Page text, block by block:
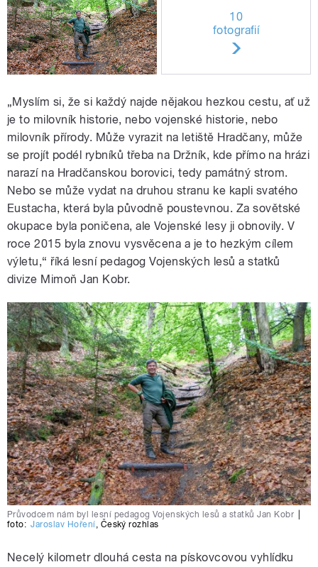
10
fotografií
„Myslím si, že si každý najde nějakou hezkou cestu, ať už
je to milovník historie, nebo vojenské historie, nebo
milovník přírody. Může vyrazit na letiště Hradčany, může
se projít podél rybníků třeba na Držník, kde přímo na hrázi
narazí na Hradčanskou borovici, tedy památný strom.
Nebo se může vydat na druhou stranu ke kapli svatého
Eustacha, která byla původně poustevnou. Za sovětské
okupace byla poničena, ale Vojenské lesy ji obnovily. V
roce 2015 byla znovu vysvěcena a je to hezkým cílem
výletu,“ říká lesní pedagog Vojenských lesů a statků
divize Mimoň Jan Kobr.
Průvodcem nám byl lesní pedagog Vojenských lesů a statků Jan Kobr
foto: Jaroslav Hoření Český rozhlas
Necelý kilometr dlouhá cesta na pískovcovou vyhlídku